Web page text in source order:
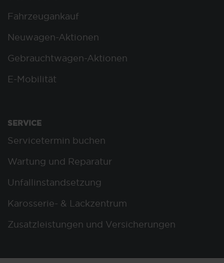
Fahrzeugankauf
Neuwagen-Aktionen
Gebrauchtwagen-Aktionen
E-Mobilität
SERVICE
Servicetermin buchen
Wartung und Reparatur
Unfallinstandsetzung
Karosserie- & Lackzentrum
Zusatzleistungen und Versicherungen